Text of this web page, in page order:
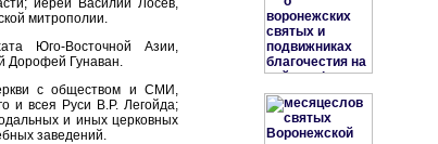
иерей Василий Лосев,
митрополии.
Юго-Восточной Азии,
Дорофей Гунаван.
с обществом и СМИ,
и всея Руси В.Р. Легойда;
и иных церковных
заведений.